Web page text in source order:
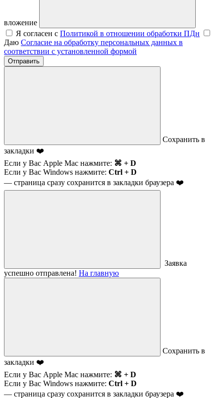
вложение
Я согласен с Политикой в отношении обработки ПДн
Даю Согласие на обработку персональных данных в
соответствии с установленной формой
Отправить
Сохранить в
закладки ❤️
Если у Вас Apple Mac нажмите: ⌘ + D
Если у Вас Windows нажмите: Ctrl + D
— страница сразу сохранится в закладки браузера ❤️
Заявка
успешно отправлена! На главную
Сохранить в
закладки ❤️
Если у Вас Apple Mac нажмите: ⌘ + D
Если у Вас Windows нажмите: Ctrl + D
— страница сразу сохранится в закладки браузера ❤️